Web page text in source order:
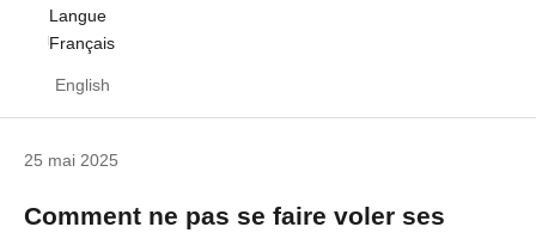
Langue
Français
English
25 mai 2025
Comment ne pas se faire voler ses